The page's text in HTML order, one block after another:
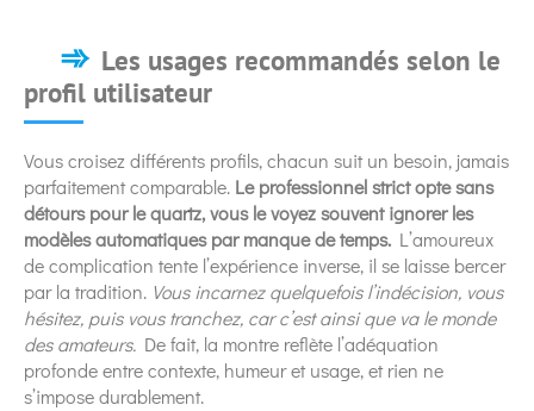
Les usages recommandés selon le
profil utilisateur
Vous croisez différents profils, chacun suit un besoin, jamais
parfaitement comparable. Le professionnel strict opte sans
détours pour le quartz, vous le voyez souvent ignorer les
modèles automatiques par manque de temps. L’amoureux
de complication tente l’expérience inverse, il se laisse bercer
par la tradition. Vous incarnez quelquefois l’indécision, vous
hésitez, puis vous tranchez, car c’est ainsi que va le monde
des amateurs. De fait, la montre reflète l’adéquation
profonde entre contexte, humeur et usage, et rien ne
s’impose durablement.